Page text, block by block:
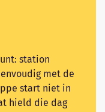
station
met de
start niet in
hield die dag